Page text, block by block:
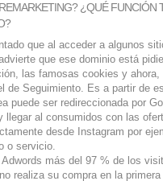
¿QUÉ FUNCIÓN
que al acceder a algunos
que ese dominio está
las famosas cookies y ahora,
de Seguimiento. Es a partir de
puede ser redireccionada por
llegar al consumidos con las
desde Instagram por
o servicio.
más del 97 % de los
realiza su compra en la